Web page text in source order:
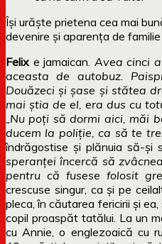
Își urăște prietena cea mai
devenire și aparența de
Felix e jamaican. Avea cinci
aceasta de autobuz.
Douăzeci şi şase şi stătea
mai ştia de el, era dus cu
„Nu poţi să dormi aici, măi
ducem la poliţie, ca să te
îndrăgostise și plănuia să-și
speranţei încercă să
pentru că fusese folosit
crescuse singur, ca și pe
pleca, în căutarea fericirii și
copil proaspăt tatălui. La un
cu Annie, o englezoaică cu